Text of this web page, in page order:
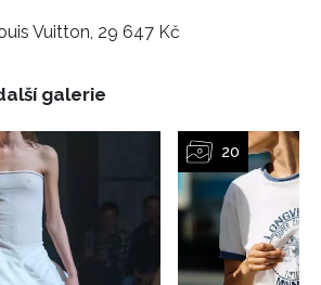
Vuitton, 29 647 Kč
galerie